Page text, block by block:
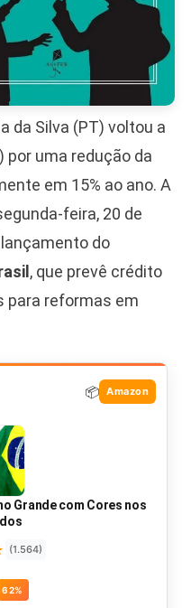
da Silva (PT) voltou a
por uma redução da
em 15% ao ano. A
feira, 20 de
do
, que prevê crédito
para reformas em
📦 Amazon
Grande com Cores nos
(1.564)
62%